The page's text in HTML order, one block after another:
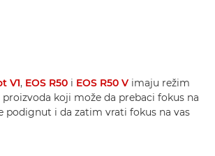
V1, EOS R50 i EOS R50 V imaju režim
koji može da prebaci fokus na
podignut i da zatim vrati fokus na vas